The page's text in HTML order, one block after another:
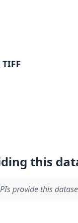
this
provide this